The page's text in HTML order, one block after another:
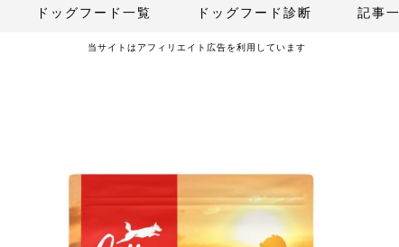
ドッグフード一覧 ドッグフード診断 記事
当サイトはアフィリエイト広告を利用しています